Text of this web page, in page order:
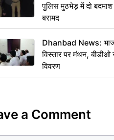
पुलिस मुठभेड़ में दो
बरामद
Dhanbad News:
विस्तार पर मंथन,
विवरण
a Comment